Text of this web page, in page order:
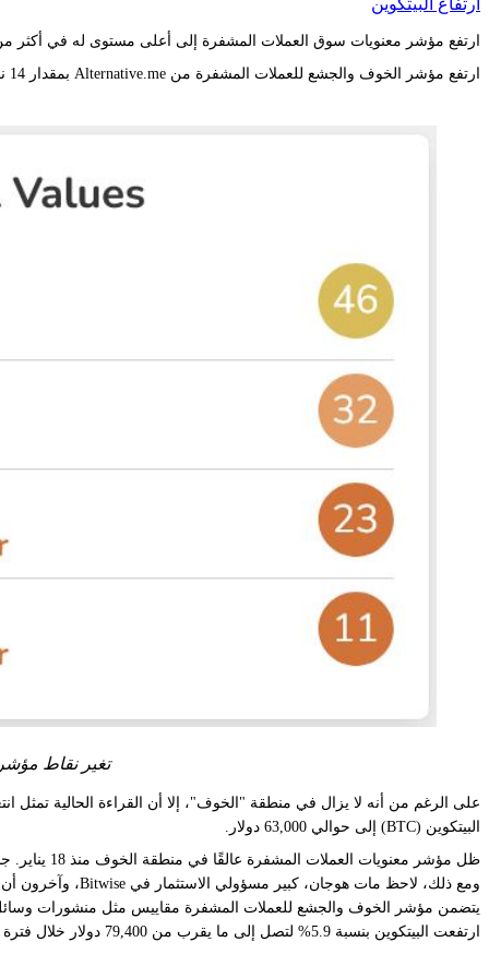
ارتفاع البيتكوين
ارتفع مؤشر معنويات سوق العملات المشفرة إلى أعلى مستوى له في أكثر من ثلاثة أشهر يوم الأربعاء
ارتفع مؤشر الخوف والجشع للعملات المشفرة من Alternative.me بمقدار 14 نقطة ليصل إلى 46 من أصل 100، وهو أعلى مستوى له منذ 18 يناير وأكبر مكسب يومي له في أكثر من ثلاثة أشهر.
تغير نقاط
البيتكوين (BTC) إلى حوالي 63,000 دولار.
ظل مؤشر معنويات العملات المشفرة عالقًا في منطقة الخوف منذ 18 يناير. جاء ذلك على الرغم من التبني المؤسسي المستمر للعملات المشفرة في وول ستريت وأجندة تنظيمية داعمة للعملات المشفرة في واشنطن.
ومع ذلك، لاحظ مات هوجان، كبير مسؤولي الاستثمار في Bitwise، وآخرون أن المتداولين الأفراد لم يظهروا بنفس الأعداد كما في دورات السوق السابقة.
يتضمن مؤشر الخوف والجشع للعملات المشفرة مقاييس مثل منشورات
ارتفعت البيتكوين بنسبة 5.9% لتصل إلى ما يقرب من 79,400 دولار خلال فترة 20 ساعة يوم الأربعاء، لكنها هدأت منذ ذلك الحين لتصل إلى 77,920 دولارًا، وفقًا لبيانات CoinGecko.